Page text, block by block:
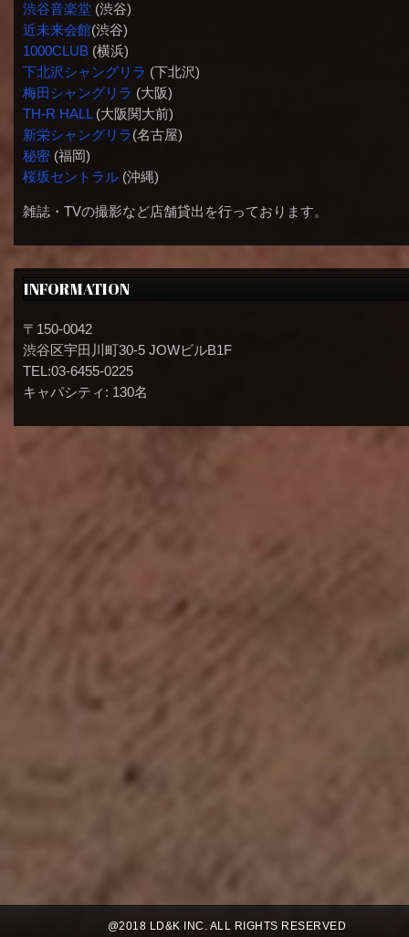
渋谷音楽堂(渋谷)
近未来会館(渋谷)
1000CLUB(横浜)
下北沢シャングリラ (下北沢)
梅田シャングリラ (大阪)
TH-R HALL(大阪関大前)
新栄シャングリラ(名古屋)
秘密(福岡)
桜坂セントラル(沖縄)
雑誌・TVの撮影など店舗貸出を行っております。
INFORMATION
〒150-0042
渋谷区宇田川町30-5 JOWビルB1F
TEL:03-6455-0225
キャパシティ: 130名
@2018 LD&K INC. ALL RIGHTS RESERVED